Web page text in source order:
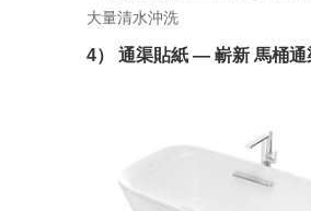
大量清水沖洗
4） 通渠貼紙 — 嶄新 馬桶通